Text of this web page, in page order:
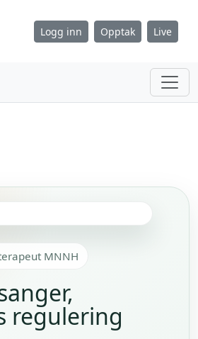
Logg inn Opptak Live
MNNH
regulering